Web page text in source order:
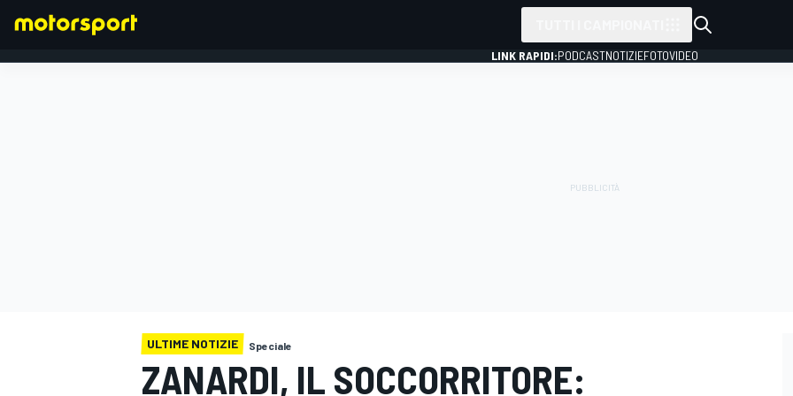
LINK RAPIDI:PODCASTNOTIZIEFOTOVIDEO
ULTIME NOTIZIE Speciale
ZANARDI, IL SOCCORRITORE: